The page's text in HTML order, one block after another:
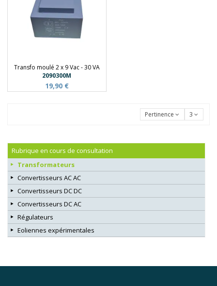
Transfo moulé 2 x 9 Vac - 30 VA
2090300M
19,90 €
Pertinence 3
Rubrique en cours de consultation
Transformateurs
Convertisseurs AC AC
Convertisseurs DC DC
Convertisseurs DC AC
Régulateurs
Eoliennes expérimentales